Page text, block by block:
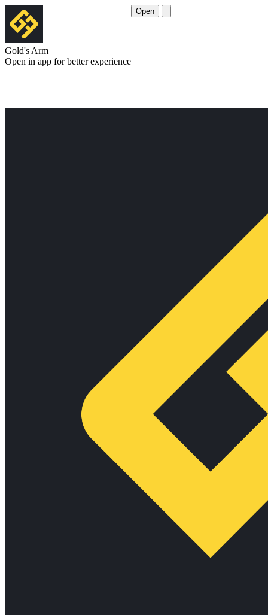
Gold's Arm
Open in app for better experience
Open